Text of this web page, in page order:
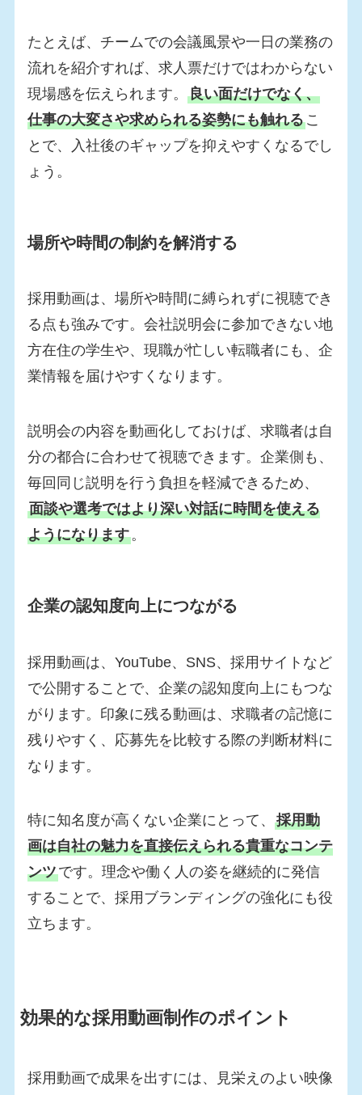
たとえば、チームでの会議風景や一日の業務の
流れを紹介すれば、求人票だけではわからない
現場感を伝えられます。良い面だけでなく、
仕事の大変さや求められる姿勢にも触れるこ
とで、入社後のギャップを抑えやすくなるでし
ょう。
場所や時間の制約を解消する
採用動画は、場所や時間に縛られずに視聴でき
る点も強みです。会社説明会に参加できない地
方在住の学生や、現職が忙しい転職者にも、企
業情報を届けやすくなります。
説明会の内容を動画化しておけば、求職者は自
分の都合に合わせて視聴できます。企業側も、
毎回同じ説明を行う負担を軽減できるため、
面談や選考ではより深い対話に時間を使える
ようになります。
企業の認知度向上につながる
採用動画は、YouTube、SNS、採用サイトなど
で公開することで、企業の認知度向上にもつな
がります。印象に残る動画は、求職者の記憶に
残りやすく、応募先を比較する際の判断材料に
なります。
特に知名度が高くない企業にとって、採用動
画は自社の魅力を直接伝えられる貴重なコンテ
ンツです。理念や働く人の姿を継続的に発信
することで、採用ブランディングの強化にも役
立ちます。
効果的な採用動画制作のポイント
採用動画で成果を出すには、見栄えのよい映像